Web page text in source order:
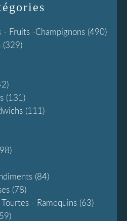
- Fruits -champignons (490)
(329)
(131)
(111)
(84)
(78)
- Ramequins (63)